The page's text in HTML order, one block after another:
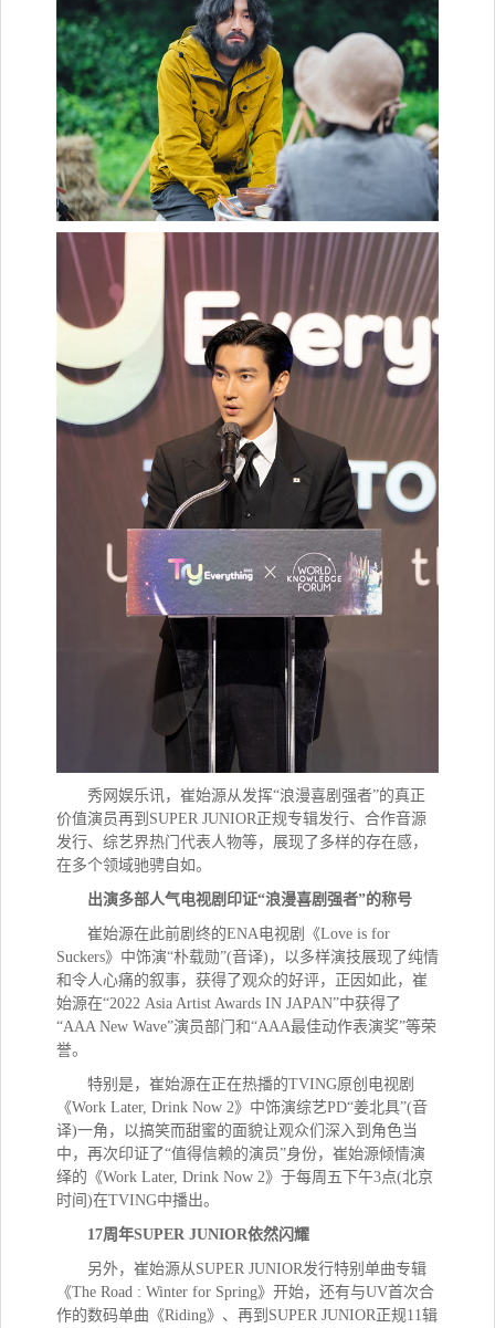
秀网娱乐讯， 崔始源从发挥“浪漫喜剧强者”的真正
价值演员再到 SUPER JUNIOR正规专辑发行、合作音源
发行、综艺界热门代表人物等，展现了多样的存在感，
在多个领域驰骋自如。
出演多部人气电视剧印证“浪漫喜剧强者”的称号
崔始源在此前剧终的ENA电视剧《Love is for
Suckers》中饰演“朴载勋”(音译) ，以多样演技展现了纯情
和令人心痛的叙事，获得了观众的好评，正因如此，崔
始源在“2022 Asia Artist Awards IN JAPAN”中获得了
“AAA New Wave”演员部门和“AAA最佳动作表演奖”等荣
誉。
特别是，崔始源在正在热播的TVING原创电视剧
《Work Later, Drink Now 2》中饰演综艺PD“姜北具”(音
译)一角，以搞笑而甜蜜的面貌让观众们深入到角色当
中，再次印证了“值得信赖的演员”身份，崔始源倾情演
绎的《Work Later, Drink Now 2》于每周五下午3点(北京
时间)在TVING中播出。
17周年SUPER JUNIOR依然闪耀
另外，崔始源从 SUPER JUNIOR发行特别单曲专辑
《The Road : Winter for Spring》开始，还有与UV首次合
作的数码单曲《Riding》、再到SUPER JUNIOR正规11辑